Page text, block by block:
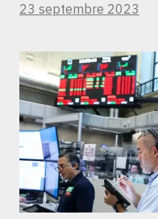
23 septembre 2023